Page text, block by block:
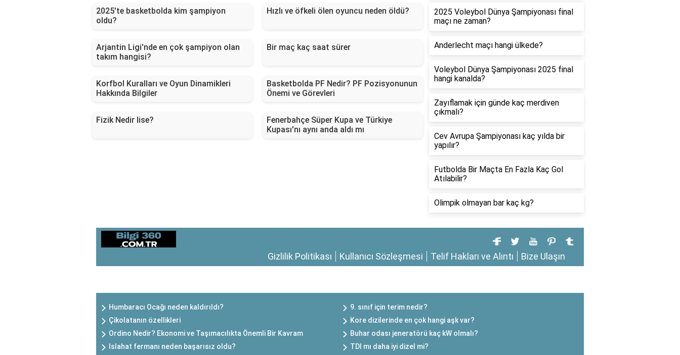
2025'te basketbolda kim şampiyon
oldu?
Hızlı ve öfkeli ölen oyuncu neden öldü?
Arjantin Ligi'nde en çok şampiyon olan
takım hangisi?
Bir maç kaç saat sürer
Korfbol Kuralları ve Oyun Dinamikleri
Hakkında Bilgiler
Basketbolda PF Nedir? PF Pozisyonunun
Önemi ve Görevleri
Fizik Nedir lise?
Fenerbahçe Süper Kupa ve Türkiye
Kupası'nı aynı anda aldı mı
2025 Voleybol Dünya Şampiyonası final
maçı ne zaman?
Anderlecht maçı hangi ülkede?
Voleybol Dünya Şampiyonası 2025 final
hangi kanalda?
Zayıflamak için günde kaç merdiven
çıkmalı?
Cev Avrupa Şampiyonası kaç yılda bir
yapılır?
Futbolda Bir Maçta En Fazla Kaç Gol
Atılabilir?
Olimpik olmayan bar kaç kg?
Gizlilik Politikası Kullanıcı Sözleşmesi Telif Hakları ve Alıntı Bize Ulaşın
Humbaracı Ocağı neden kaldırıldı?
9. sınıf için terim nedir?
Çikolatanın özellikleri
Kore dizilerinde en çok hangi aşk var?
Ordino Nedir? Ekonomi ve Taşımacılıkta Önemli Bir Kavram
Buhar odası jeneratörü kaç kW olmalı?
Islahat fermanı neden başarısız oldu?
TDI mı daha iyi dizel mi?